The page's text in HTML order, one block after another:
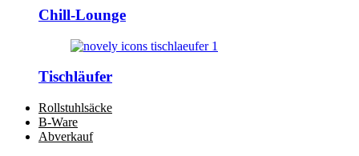
Chill-Lounge
Tischläufer
Rollstuhlsäcke
B-Ware
Abverkauf